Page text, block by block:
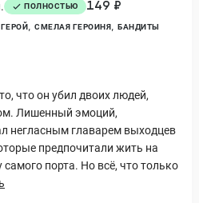
ПОЛНОСТЬЮ 149 ₽
СМЕЛАЯ ГЕРОИНЯ БАНДИТЫ
что он убил двоих людей,
Лишенный эмоций,
негласным главарем выходцев
предпочитали жить на
порта. Но всё, что только